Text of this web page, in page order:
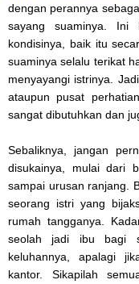
dengan perannya
sayang suaminya. Ini
kondisinya, baik itu
suaminya selalu terikat
menyayangi istrinya.
ataupun pusat
sangat dibutuhkan dan
Sebaliknya, jangan
disukainya, mulai dari
sampai urusan ranjang.
seorang istri yang
rumah tangganya.
seolah jadi ibu bagi
keluhannya, apalagi
kantor. Sikapilah